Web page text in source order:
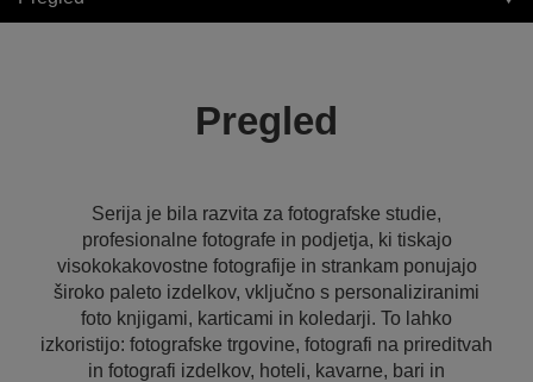
Pregled
Serija je bila razvita za fotografske studie,
profesionalne fotografe in podjetja, ki tiskajo
visokokakovostne fotografije in strankam ponujajo
široko paleto izdelkov, vključno s personaliziranimi
foto knjigami, karticami in koledarji. To lahko
izkoristijo: fotografske trgovine, fotografi na prireditvah
in fotografi izdelkov, hoteli, kavarne, bari in